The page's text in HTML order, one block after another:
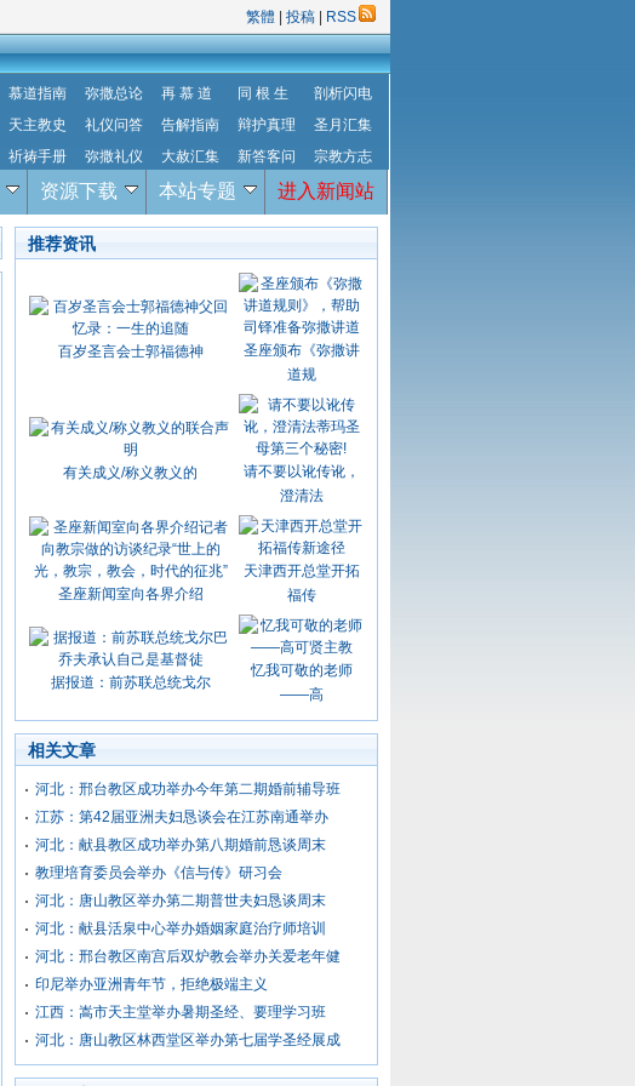
繁體 投稿 RSS
慕道指南 弥撒总论 再 慕 道 同 根 生
剖析闪电
天主教史 礼仪问答 告解指南 辩护真理
圣月汇集
祈祷手册 弥撒礼仪 大赦汇集 新答客问 宗教方志
资源下载 本站专题 进入新闻站
推荐资讯
百岁圣言会士郭福德神
圣座颁布《弥撒讲
道规
有关成义/称义教义的
请不要以讹传讹，
澄清法
圣座新闻室向各界介绍
天津西开总堂开拓
福传
据报道：前苏联总统戈尔
忆我可敬的老师
——高
相关文章
河北：邢台教区成功举办今年第二期婚前辅导班
江苏：第42届亚洲夫妇恳谈会在江苏南通举办
河北：献县教区成功举办第八期婚前恳谈周末
教理培育委员会举办《信与传》研习会
河北：唐山教区举办第二期普世夫妇恳谈周末
河北：献县活泉中心举办婚姻家庭治疗师培训
河北：邢台教区南宫后双炉教会举办关爱老年健
印尼举办亚洲青年节，拒绝极端主义
江西：嵩市天主堂举办暑期圣经、要理学习班
河北：唐山教区林西堂区举办第七届学圣经展成